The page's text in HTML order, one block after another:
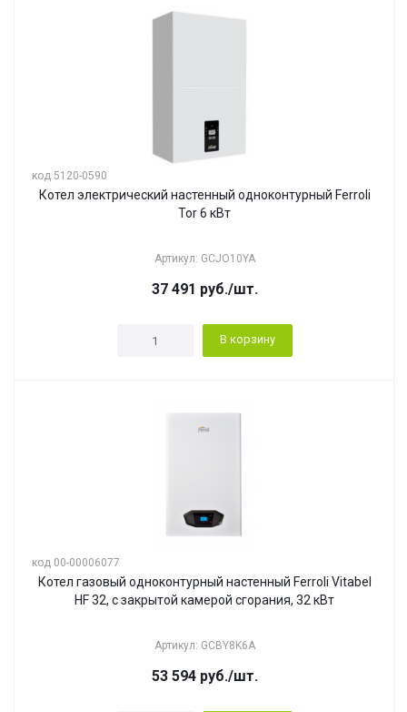
код 5120-0590
Котел электрический настенный одноконтурный Ferroli
Tor 6 кВт
Артикул: GCJO10YA
37 491 руб./шт.
В корзину
код 00-00006077
Котел газовый одноконтурный настенный Ferroli Vitabel
HF 32, с закрытой камерой сгорания, 32 кВт
Артикул: GCBY8K6A
53 594руб./шт.